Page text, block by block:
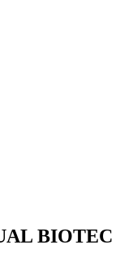
BIOTEC